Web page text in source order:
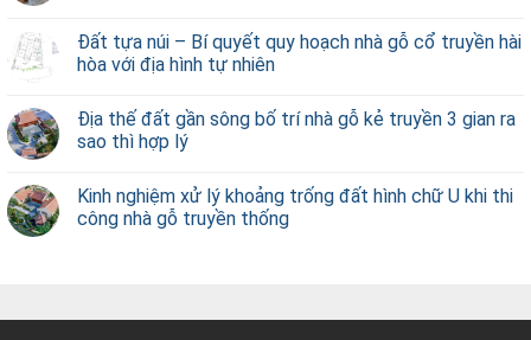
Đất tựa núi – Bí quyết quy hoạch nhà gỗ cổ truyền hài
hòa với địa hình tự nhiên
Địa thế đất gần sông bố trí nhà gỗ kẻ truyền 3 gian ra
sao thì hợp lý
Kinh nghiệm xử lý khoảng trống đất hình chữ U khi thi
công nhà gỗ truyền thống